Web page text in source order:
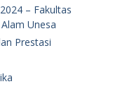
– Fakultas
Unesa
Prestasi